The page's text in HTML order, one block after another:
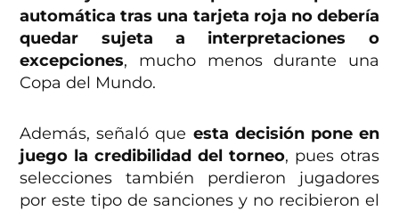
automática tras una tarjeta roja no debería
quedar sujeta a interpretaciones o
excepciones, mucho menos durante una
Copa del Mundo.
Además, señaló que esta decisión pone en
juego la credibilidad del torneo, pues otras
selecciones también perdieron jugadores
por este tipo de sanciones y no recibieron el